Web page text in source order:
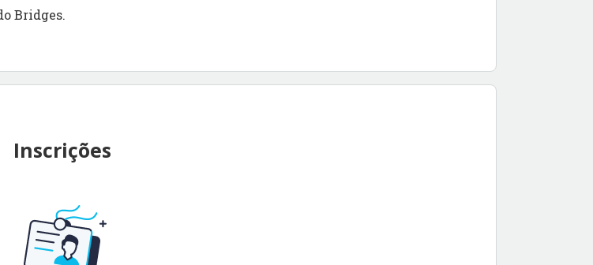
Bridges.
Inscrições